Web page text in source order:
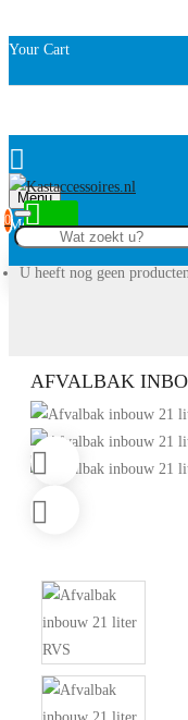
Your Cart
Menu
0
U heeft nog geen
AFVALBAK